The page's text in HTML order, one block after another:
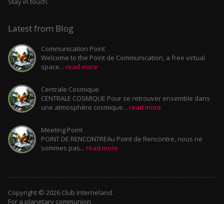
Latest from Blog
Communication Point
Welcome to the Point de Communication, a free virtual
space... read more
Centrale Cosmique
CENTRALE COSMIQUE Pour se retrouver ensemble dans
une atmosphère cosmique... read more
Meeting Point
POINT DE RENCONTREAu Point de Rencontre, nous ne
sommes pas... read more
Copyright © 2026 Club Interneland.
For a planetary communion